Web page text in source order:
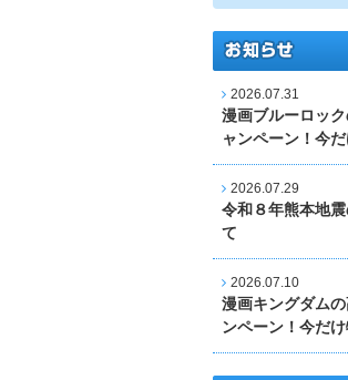
2026.07.31
漫画ブルーロッ
ャンペーン！今
2026.07.29
令和８年熊本地
て
2026.07.10
漫画キングダム
ンペーン！今だ